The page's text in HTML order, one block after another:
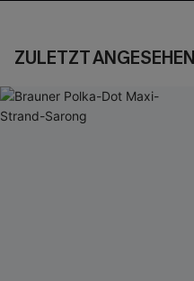
ZULETZT ANGESEHEN